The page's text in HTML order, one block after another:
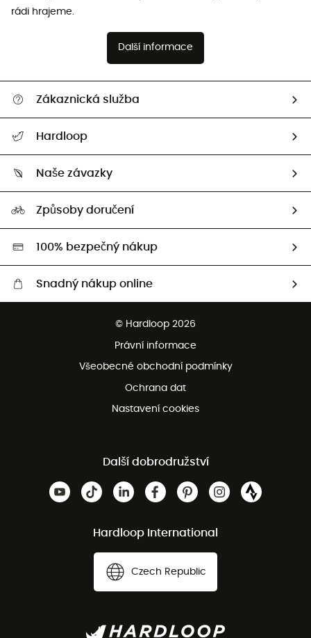
rádi hrajeme.
Další informace
Zákaznická služba
Vrácení zboží a peněz
Hardloop
Naši Ambasadoři
Naše závazky
Second hand
HardGreen
Způsoby doručení
100% bezpečný nákup
Snadný nákup online
Bezplatné vrácení do 100 dnů
Bezplatná zákaznická služba
© Hardloop 2026
Právní informace
Všeobecné obchodní podmínky
Ochrana dat
Nastavení cookies
Další dobrodružství
Hardloop International
Czech Republic